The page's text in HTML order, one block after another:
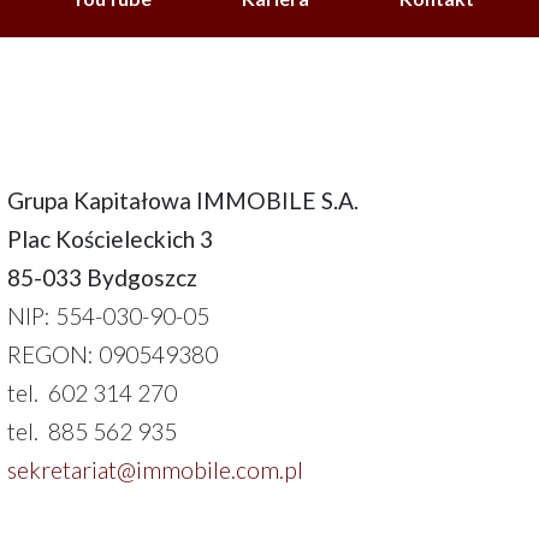
Grupa Kapitałowa IMMOBILE S.A.
Plac Kościeleckich 3
85-033 Bydgoszcz
NIP: 554-030-90-05
REGON: 090549380
tel. 602 314 270
tel. 885 562 935
sekretariat@immobile.com.pl